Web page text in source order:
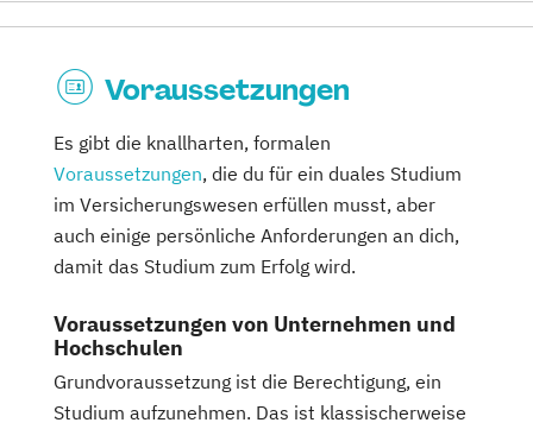
Voraussetzungen
Es gibt die knallharten, formalen
Voraussetzungen, die du für ein duales Studium
im Versicherungswesen erfüllen musst, aber
auch einige persönliche Anforderungen an dich,
damit das Studium zum Erfolg wird.
Voraussetzungen von Unternehmen und
Hochschulen
Grundvoraussetzung ist die Berechtigung, ein
Studium aufzunehmen. Das ist klassischerweise